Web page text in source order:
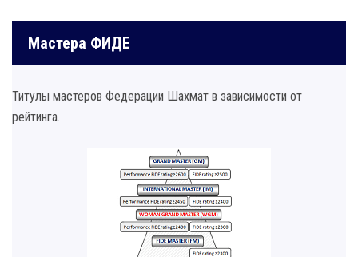
Мастера ФИДЕ
Титулы мастеров Федерации Шахмат в зависимости от
рейтинга.